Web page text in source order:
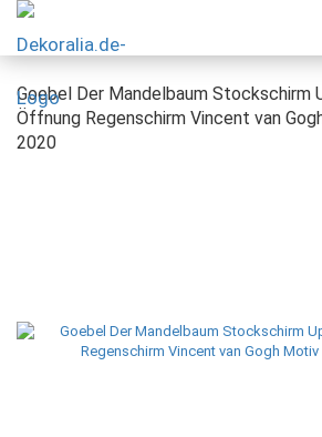
Goebel Der Mandelbaum Stockschirm
Öffnung Regenschirm Vincent van
2020